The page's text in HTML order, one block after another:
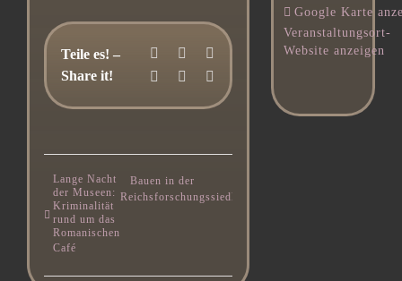
Teile es! –
Share it!
FacebookLinkedIn
TelegramPinterest
Mail
Lange Nacht
der Museen:
Kriminalität
rund um das
Romanischen
Café
Bauen in der
Reichsforschungssiedlung
Google Karte
Veranstaltungsort-
Website anzeigen